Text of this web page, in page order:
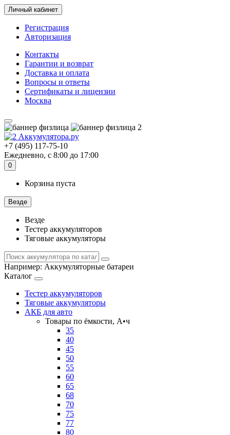
Личный кабинет
Регистрация
Авторизация
Контакты
Гарантии и возврат
Доставка и оплата
Вопросы и ответы
Сертификаты и лицензии
Москва
+7 (495) 117-75-10
Ежедневно, с 8:00 до 17:00
0
Корзина пуста
Везде
Везде
Тестер аккумуляторов
Тяговые аккумуляторы
Например: Аккумуляторные батареи
Каталог
Тестер аккумуляторов
Тяговые аккумуляторы
АКБ для авто
Товары по ёмкости, А•ч
35
40
45
50
55
60
65
68
70
75
77
80